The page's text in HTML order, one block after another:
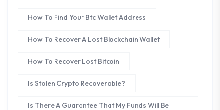
How To Find Your Btc Wallet Address
How To Recover A Lost Blockchain Wallet
How To Recover Lost Bitcoin
Is Stolen Crypto Recoverable?
Is There A Guarantee That My Funds Will Be